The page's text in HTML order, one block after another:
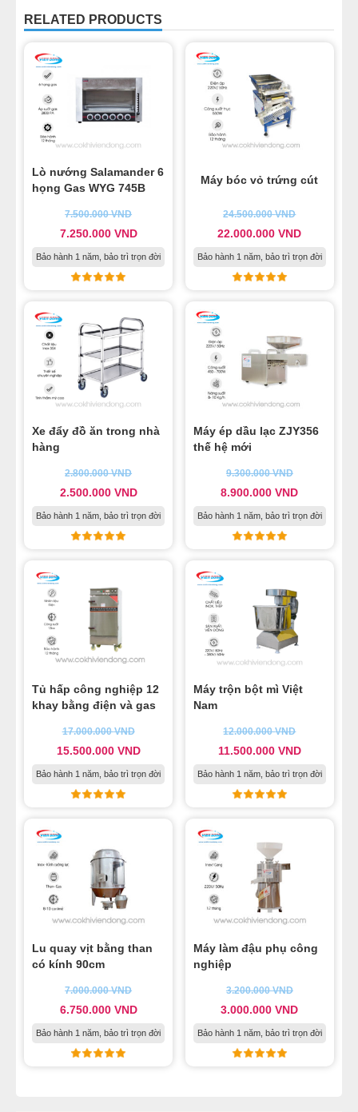
RELATED PRODUCTS
Lò nướng Salamander 6
họng Gas WYG 745B
7.500.000VND
7.250.000 VND
Bảo hành 1 năm, bảo trì trọn đời
Máy bóc vỏ trứng cút
24.500.000VND
22.000.000VND
Bảo hành 1 năm, bảo trì trọn đời
Xe đẩy đồ ăn trong nhà
hàng
2.800.000VND
2.500.000 VND
Bảo hành 1 năm, bảo trì trọn đời
Máy ép dầu lạc ZJY356
thế hệ mới
9.300.000VND
8.900.000VND
Bảo hành 1 năm, bảo trì trọn đời
Tủ hấp công nghiệp 12
khay bằng điện và gas
17.000.000VND
15.500.000 VND
Bảo hành 1 năm, bảo trì trọn đời
Máy trộn bột mì Việt
Nam
12.000.000VND
11.500.000 VND
Bảo hành 1 năm, bảo trì trọn đời
Lu quay vịt bằng than
có kính 90cm
7.000.000VND
6.750.000 VND
Bảo hành 1 năm, bảo trì trọn đời
Máy làm đậu phụ công
nghiệp
3.200.000VND
3.000.000VND
Bảo hành 1 năm, bảo trì trọn đời